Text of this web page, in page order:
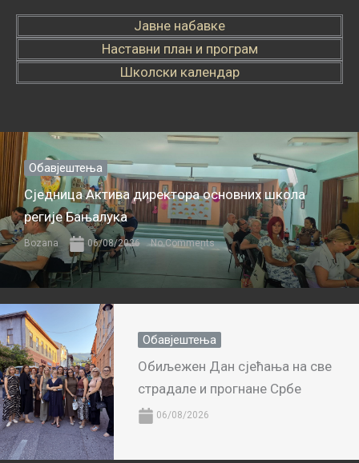
Јавне набавке
Наставни план и програм
Школски календар
Обавјештења
Сједница Актива директора основних школа
регије Бањалука
Bozana 06/08/2026 No Comments
Обавјештења
Обиљежен Дан сјећања на све
страдале и прогнане Србе
06/08/2026